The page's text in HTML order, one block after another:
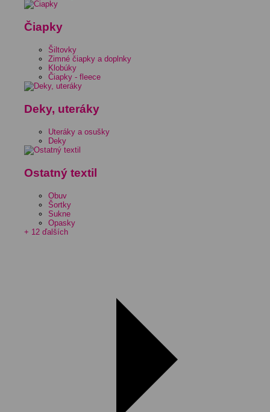
Čiapky
Šiltovky
Zimné čiapky a doplnky
Klobúky
Čiapky - fleece
Deky, uteráky
Uteráky a osušky
Deky
Ostatný textil
Obuv
Šortky
Sukne
Opasky
+ 12 ďalších